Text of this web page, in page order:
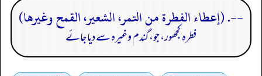
--. (إعطاء الفطرة من التمر، الشعير، القمح وغيرها)
فطرہ کجھور، جو، گندم وغیرہ سے دیا جائے